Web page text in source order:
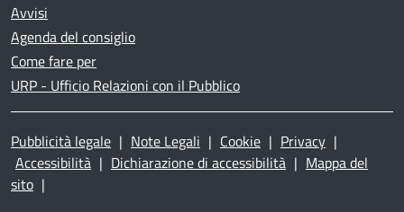
Avvisi
Agenda del consiglio
Come fare per
URP - Ufficio Relazioni con il Pubblico
Pubblicità legale | Note Legali | Cookie | Privacy |
Accessibilità | Dichiarazione di accessibilità | Mappa del
sito |